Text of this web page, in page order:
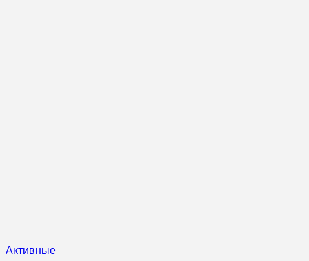
Активные